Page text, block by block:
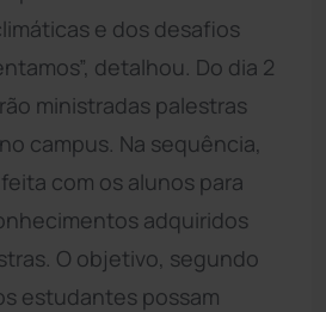
e dos desafios
detalhou. Do dia 2
ministradas palestras
campus. Na sequência,
com os alunos para
adquiridos
O objetivo, segundo
estudantes possam